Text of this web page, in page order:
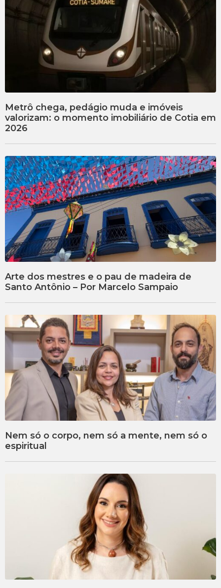
Metrô chega, pedágio muda e imóveis
valorizam: o momento imobiliário de Cotia em
2026
Arte dos mestres e o pau de madeira de
Santo Antônio – Por Marcelo Sampaio
Nem só o corpo, nem só a mente, nem só o
espiritual